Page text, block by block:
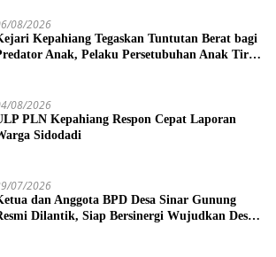
08/2026
Kepahiang Tegaskan Tuntutan Berat bagi
Anak, Pelaku Persetubuhan Anak Tiri
08/2026
PLN Kepahiang Respon Cepat Laporan
Sidodadi
07/2026
dan Anggota BPD Desa Sinar Gunung
Dilantik, Siap Bersinergi Wujudkan Desa